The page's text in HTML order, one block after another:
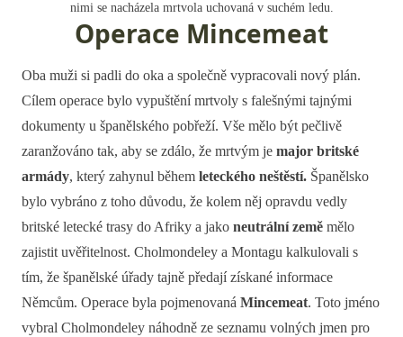
nimi se nacházela mrtvola uchovaná v suchém ledu.
Operace Mincemeat
Oba muži si padli do oka a společně vypracovali nový plán.
Cílem operace bylo vypuštění mrtvoly s falešnými tajnými
dokumenty u španělského pobřeží. Vše mělo být pečlivě
zaranžováno tak, aby se zdálo, že mrtvým je major britské
armády, který zahynul během leteckého neštěstí. Španělsko
bylo vybráno z toho důvodu, že kolem něj opravdu vedly
britské letecké trasy do Afriky a jako neutrální země mělo
zajistit uvěřitelnost. Cholmondeley a Montagu kalkulovali s
tím, že španělské úřady tajně předají získané informace
Němcům. Operace byla pojmenovaná Mincemeat. Toto jméno
vybral Cholmondeley náhodně ze seznamu volných jmen pro